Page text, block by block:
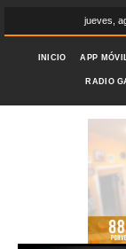
jueves,
INICIO APP
RADIO